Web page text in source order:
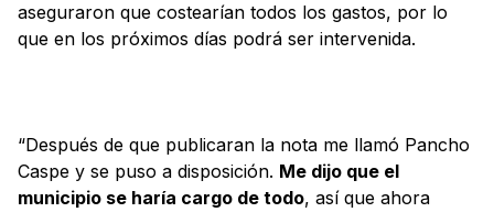
aseguraron que costearían todos los gastos, por lo
que en los próximos días podrá ser intervenida.
“Después de que publicaran la nota me llamó Pancho
Caspe y se puso a disposición. Me dijo que el
municipio se haría cargo de todo, así que ahora